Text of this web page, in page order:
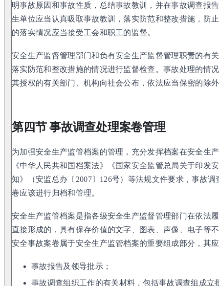
明事故原因和事故性质，总结事故教训，并在事故调查报
生单位应当认真吸取事故教训，落实防范和整改措施，防
的落实情况应当接受工会和职工的监督。
安全生产监督管理部门和负有安全生产监督管理职责的有
落实防范和整改措施的情况进行监督检查。事故处理的情
其授权的有关部门、机构向社会公布，依法应当保密的除
第四节 事故调查处理案卷管理
为加强安全生产监管档案的管理，充分发挥档案在安全生
《中华人民共和国档案法》《国家安全监管总局关于印发
知》（安监总办〔2007〕126号）等法规文件要求，事故
卷应该进行归档和管理。
安全生产监管档案是指各级安全生产监督管理部门在依法
直接形成的，具有保存价值的文字、图表、声像、电子等
安全事故案卷属于安全生产监管档案的重要组成部分，其
事故报告及领导批示；
事故调查组织工作的有关材料，包括事故调查组成立